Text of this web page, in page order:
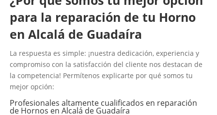
para la reparación de tu Horno
en Alcalá de Guadaíra
La respuesta es simple: ¡nuestra dedicación, experiencia y
compromiso con la satisfacción del cliente nos destacan de
la competencia! Permítenos explicarte por qué somos tu
mejor opción:
Profesionales altamente cualificados en reparación
de Hornos en Alcalá de Guadaíra